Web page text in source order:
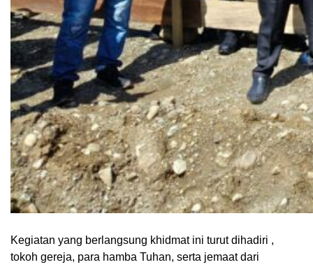
Kegiatan yang berlangsung khidmat ini turut dihadiri ,
tokoh gereja, para hamba Tuhan, serta jemaat dari